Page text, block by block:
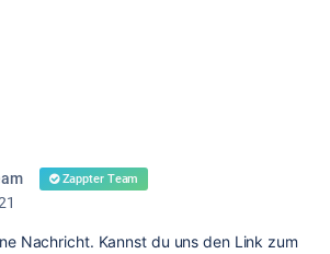
Zappter Team
Nachricht. Kannst du uns den Link zum